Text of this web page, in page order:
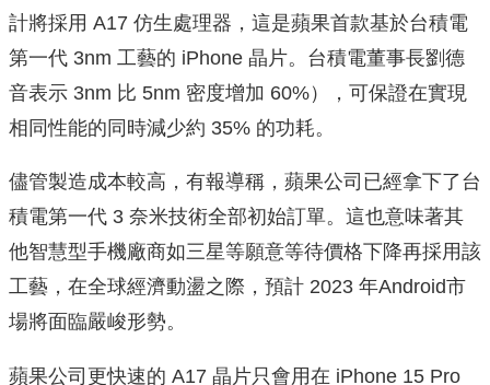
計將採用 A17 仿生處理器，這是蘋果首款基於台積電
第一代 3nm 工藝的 iPhone 晶片。台積電董事長劉德
音表示 3nm 比 5nm 密度增加 60%），可保證在實現
相同性能的同時減少約 35% 的功耗。
儘管製造成本較高，有報導稱，蘋果公司已經拿下了台
積電第一代 3 奈米技術全部初始訂單。這也意味著其
他智慧型手機廠商如三星等願意等待價格下降再採用該
工藝，在全球經濟動盪之際，預計 2023 年Android市
場將面臨嚴峻形勢。
蘋果公司更快速的 A17 晶片只會用在 iPhone 15 Pro